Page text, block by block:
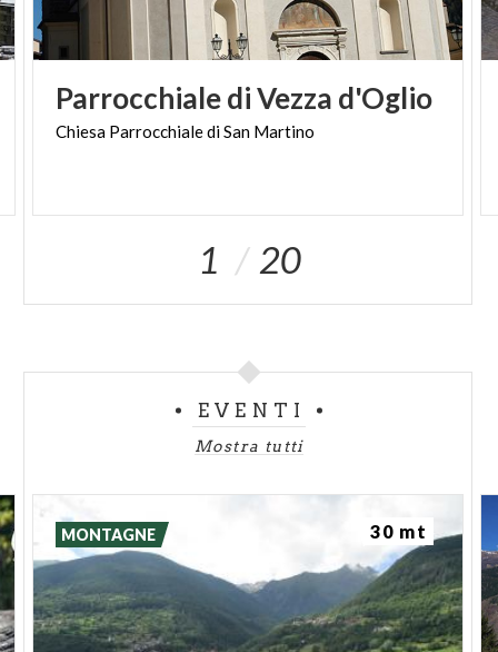
ParrocchialediVezza d'Oglio
Chiesa ParrocchialediSan Martino
1 20
EVENTI
Mostra tutti
MONTAGNE 30 mt